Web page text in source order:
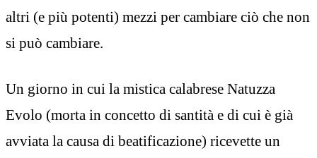
altri (e più potenti) mezzi per cambiare ciò che non
si può cambiare.
Un giorno in cui la mistica calabrese Natuzza
Evolo (morta in concetto di santità e di cui è già
avviata la causa di beatificazione) ricevette un